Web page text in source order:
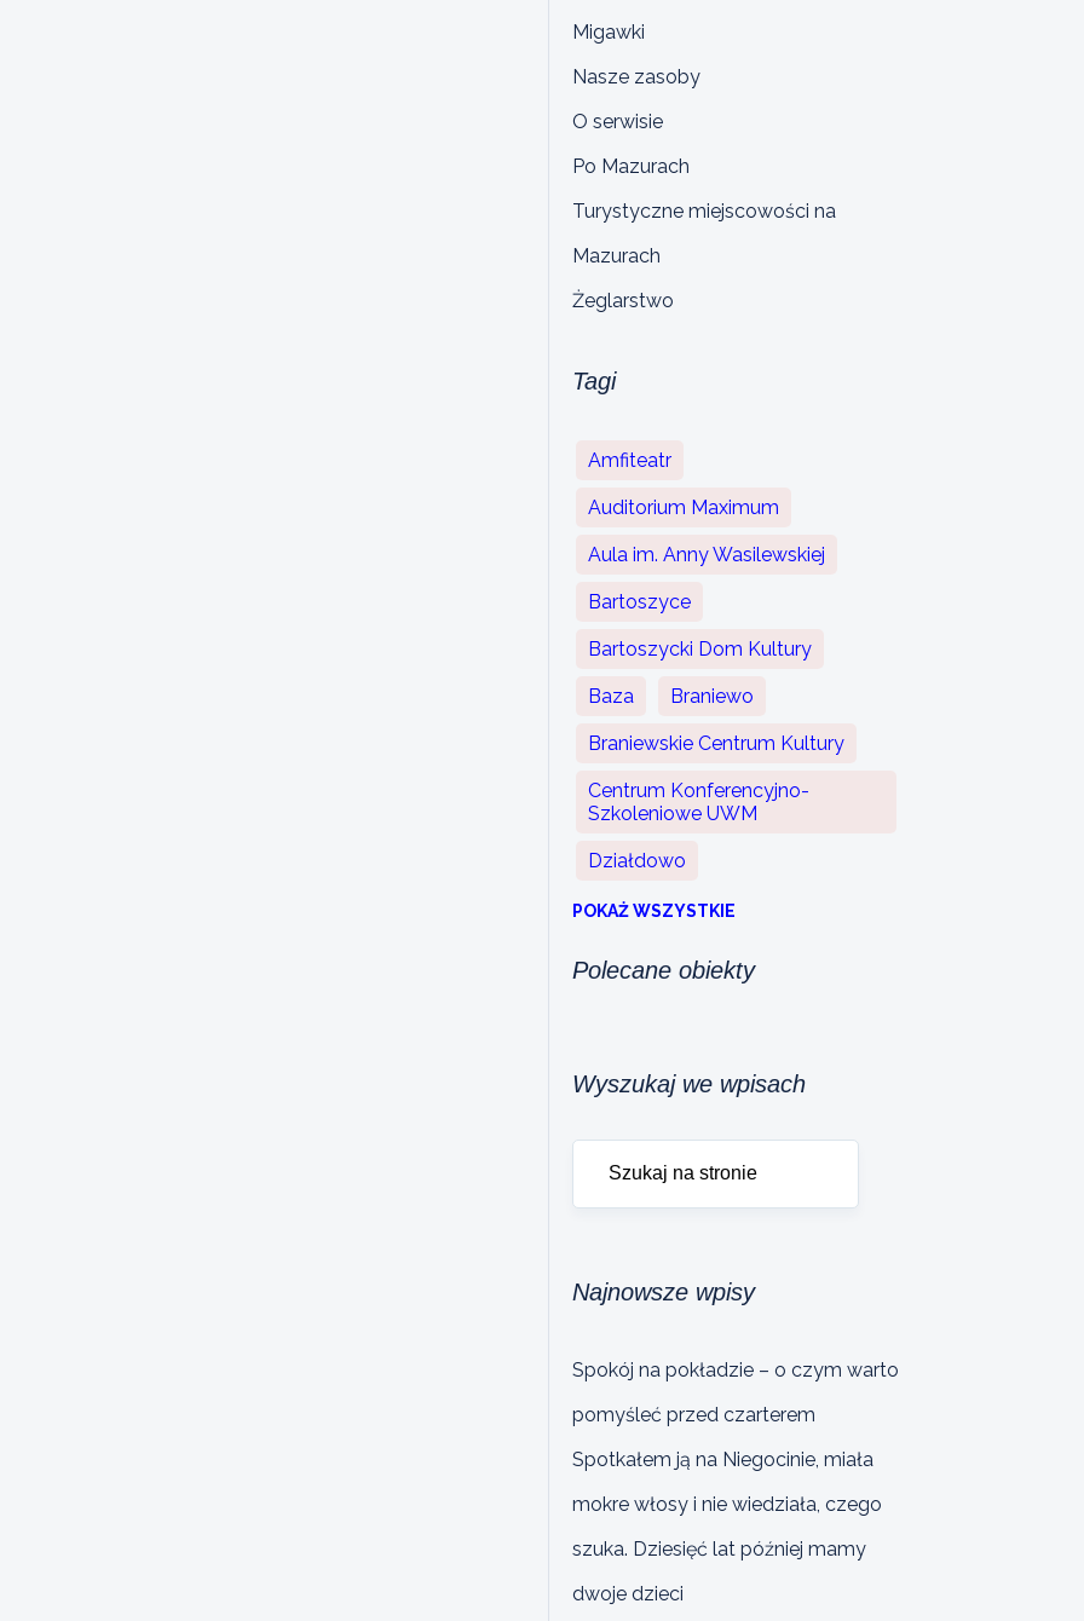
Migawki
Nasze zasoby
O serwisie
Po Mazurach
Turystyczne miejscowości na
Mazurach
Żeglarstwo
Tagi
Amfiteatr
Auditorium Maximum
Aula im. Anny Wasilewskiej
Bartoszyce
Bartoszycki Dom Kultury
Baza Braniewo
Braniewskie Centrum Kultury
Centrum Konferencyjno-
Szkoleniowe UWM
Działdowo
POKAŻ WSZYSTKIE
Polecane obiekty
Wyszukaj we wpisach
Najnowsze wpisy
Spokój na pokładzie – o czym warto
pomyśleć przed czarterem
Spotkałem ją na Niegocinie, miała
mokre włosy i nie wiedziała, czego
szuka. Dziesięć lat później mamy
dwoje dzieci